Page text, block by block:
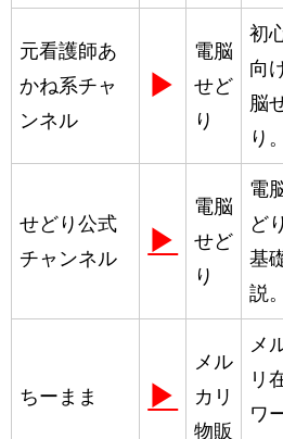
元看護師あ
かね系チャ
ンネル
▶
電脳
せど
り
初
向
脳
り。
せどり公式
チャンネル
▶
電脳
せど
り
電
ど
基
説。
ちーまま ▶
メル
カリ
物販
メ
リ
ワ